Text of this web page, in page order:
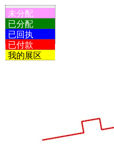
未分配
已分配
已回执
已付款
我的展区